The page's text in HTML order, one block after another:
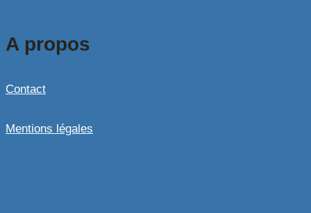
A propos
Contact
Mentions légales